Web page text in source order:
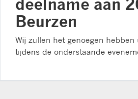
deelname aan
Beurzen
Wij zullen het genoegen hebben
tijdens de onderstaande